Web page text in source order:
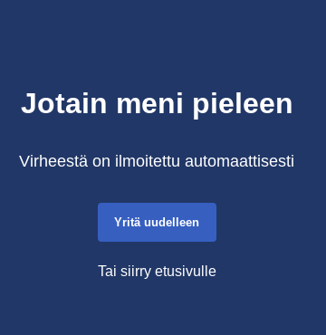
Jotain meni pieleen
Virheestä on ilmoitettu automaattisesti
Yritä uudelleen
Tai siirry etusivulle